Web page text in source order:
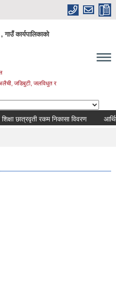
कार्यपालिकाको
जडिबुटी, जलविधुत र
छात्रवृती रकम निकासा विवरण आर्थिक